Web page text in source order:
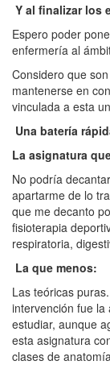
Y al finalizar los
Espero poder
enfermería al
Considero que
mantenerse en
vinculada a esta
Una batería
La asignatura
No podría
apartarme de lo
que me decanto
fisioterapia
respiratoria,
La que menos:
Las teóricas
intervención fue la
estudiar, aunque
esta asignatura
clases de